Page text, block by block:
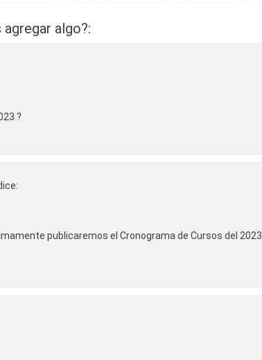
algo?:
?
publicaremos el Cronograma de Cursos del 2023.